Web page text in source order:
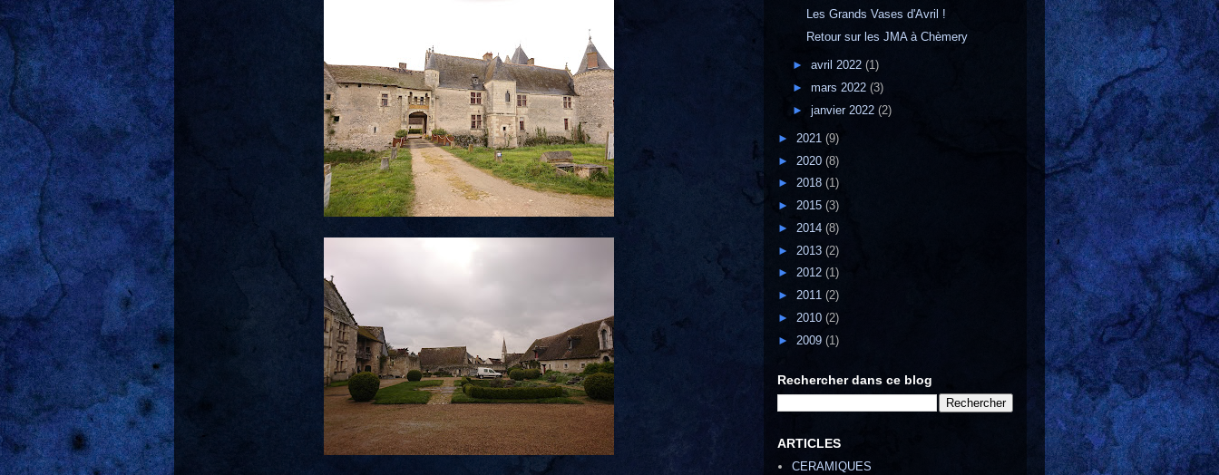
Les Grands Vases d'Avril !
Retour sur les JMA à Chèmery
► avril 2022 (1)
► mars 2022 (3)
► janvier 2022 (2)
► 2021 (9)
► 2020 (8)
► 2018 (1)
► 2015 (3)
► 2014 (8)
► 2013 (2)
► 2012 (1)
► 2011 (2)
► 2010 (2)
► 2009 (1)
Rechercher dans ce blog
ARTICLES
CERAMIQUES